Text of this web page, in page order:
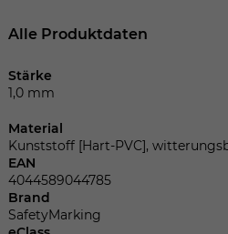
Alle Produktdaten
Stärke
1,0 mm
Material
Kunststoff [Hart-PVC],
EAN
4044589044785
Brand
SafetyMarking
Anbieter
Laufzeit 1 Jahr